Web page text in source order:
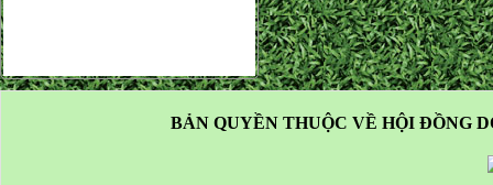
BẢN QUYỀN THUỘC VỀ HỘI ĐỒNG